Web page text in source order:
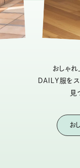
おしゃ
DAILY服をス
見
お